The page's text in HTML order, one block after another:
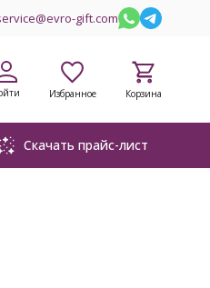
gift.com
Избранное Корзина
Скачать прайс-лист